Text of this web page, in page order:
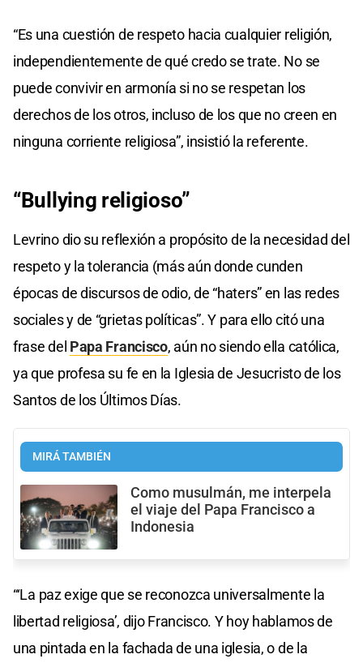
“Es una cuestión de respeto hacia cualquier religión,
independientemente de qué credo se trate. No se
puede convivir en armonía si no se respetan los
derechos de los otros, incluso de los que no creen en
ninguna corriente religiosa”, insistió la referente.
“Bullying religioso”
Levrino dio su reflexión a propósito de la necesidad del
respeto y la tolerancia (más aún donde cunden
épocas de discursos de odio, de “haters” en las redes
sociales y de “grietas políticas”. Y para ello citó una
frase del Papa Francisco, aún no siendo ella católica,
ya que profesa su fe en la Iglesia de Jesucristo de los
Santos de los Últimos Días.
MIRÁ TAMBIÉN
Como musulmán, me interpela
el viaje del Papa Francisco a
Indonesia
“‘La paz exige que se reconozca universalmente la
libertad religiosa’, dijo Francisco. Y hoy hablamos de
una pintada en la fachada de una iglesia, o de la